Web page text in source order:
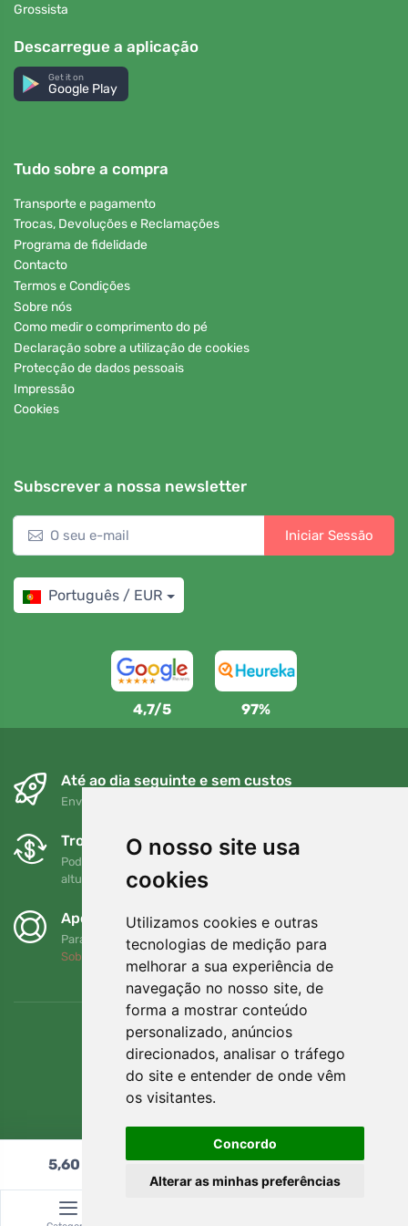
O nosso site usa
cookies
Utilizamos cookies e outras
tecnologias de medição para
melhorar a sua experiência de
navegação no nosso site, de
forma a mostrar conteúdo
personalizado, anúncios
direcionados, analisar o tráfego
do site e entender de onde vêm
os visitantes.
Concordo
Alterar as minhas preferências
Grossista
Descarregue a aplicação
Get it on
Google Play
Tudo sobre a compra
Transporte e pagamento
Trocas, Devoluções e Reclamações
Programa de fidelidade
Contacto
Termos e Condições
Sobre nós
Como medir o comprimento do pé
Declaração sobre a utilização de cookies
Protecção de dados pessoais
Impressão
Cookies
Subscrever a nossa newsletter
Iniciar Sessão
Português / EUR
4,7/5 97%
Até ao dia seguinte e sem custos
Envio gratuito para encomendas superiores a 80 EUR
Trocas e devoluções gratuitas
Pode devolver ou trocar a sua encomenda em qualquer
altura no prazo de 90 dias
Apoiamos a Trees.org
Para cada encomenda plantamos uma árvore! Leia mais
Sobre nós
5,60 Adicionar ao carrinho